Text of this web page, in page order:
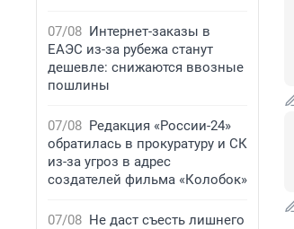
07/08 Интернет-заказы в
ЕАЭС из-за рубежа станут
дешевле: снижаются ввозные
пошлины
07/08 Редакция «России-24»
обратилась в прокуратуру и СК
из-за угроз в адрес
создателей фильма «Колобок»
07/08 Не даст съесть лишнего